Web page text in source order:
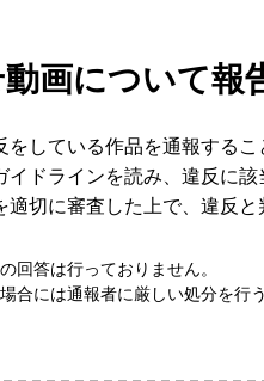
画について報
している作品を通報するこ
ドラインを読み、違反に該
適切に審査した上で、違反
回答は行っておりません。
合には通報者に厳しい処分を行